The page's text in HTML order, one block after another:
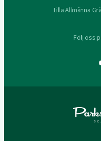
Lilla Allmänna
Följ oss